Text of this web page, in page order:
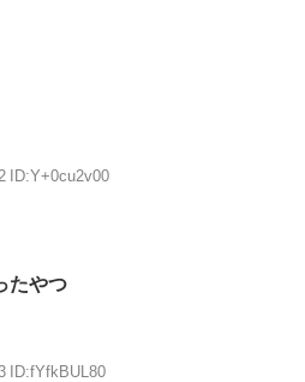
ID:Y+0cu2v00
たやつ
ID:fYfkBUL80